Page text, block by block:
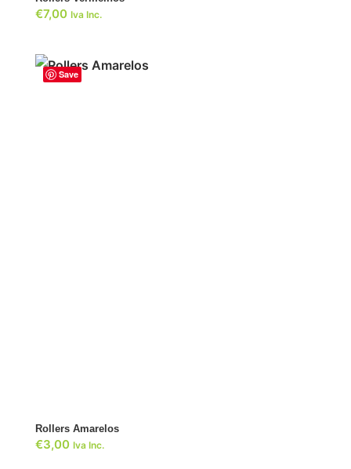
€7,00 Iva Inc.
Save
Rollers Amarelos
€3,00 Iva Inc.